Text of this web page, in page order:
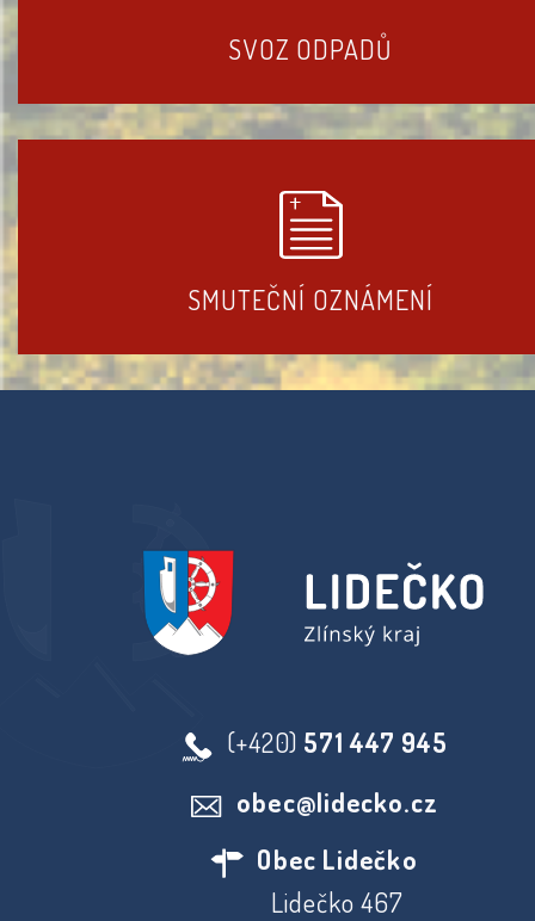
SVOZ ODPADŮ
SMUTEČNÍ OZNÁMENÍ
(+420) 571 447 945
obec@lidecko.cz
Obec Lidečko
Lidečko 467